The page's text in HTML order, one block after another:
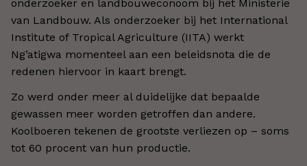
onderzoeker en landbouweconoom bij het Ministerie
van Landbouw. Als onderzoeker bij het International
Institute of Tropical Agriculture (IITA) werkt
Ng’atigwa momenteel aan een beleidsnota die de
redenen hiervoor in kaart brengt.
Zo werd onder meer al duidelijke dat bepaalde
gewassen meer worden getroffen dan andere.
Koolboeren tekenen de grootste verliezen op – soms
tot 60 procent van hun productie.